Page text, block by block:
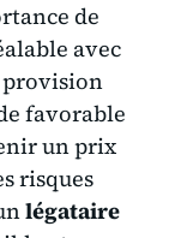
de
avec
favorable
un prix
risques
légataire